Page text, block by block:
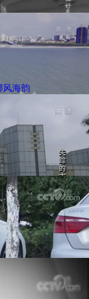
风海韵